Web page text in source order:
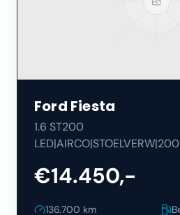
Ford Fiesta
1.6 ST200
€14.450,-
136.700 km